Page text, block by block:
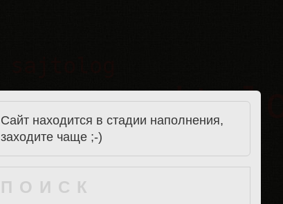
Сайт находится в стадии наполнения,
заходите чаще ;-)
ПОИСК